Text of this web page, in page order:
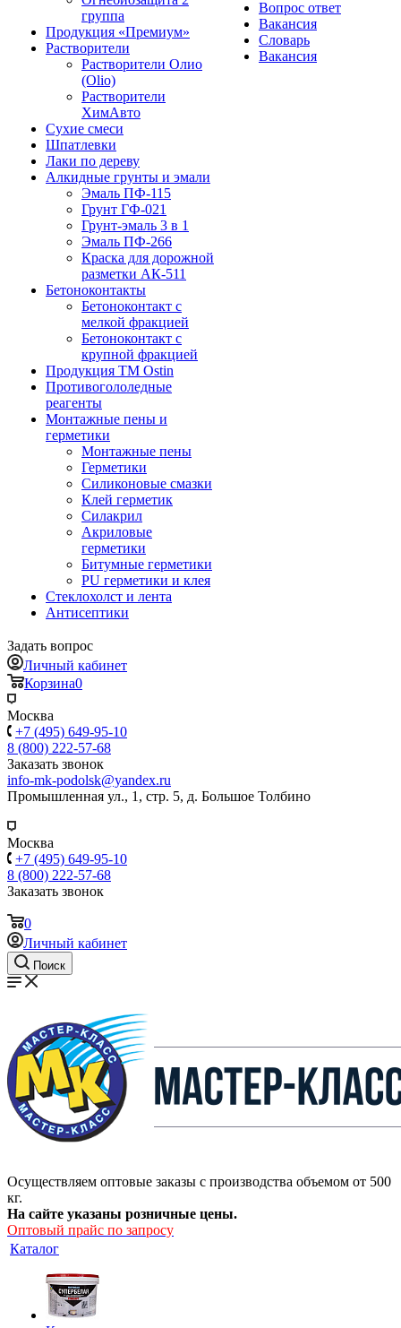
группа
Продукция «Премиум»
Растворители
Растворители Олио
(Olio)
Растворители
ХимАвто
Сухие смеси
Шпатлевки
Лаки по дереву
Алкидные грунты и эмали
Эмаль ПФ-115
Грунт ГФ-021
Грунт-эмаль 3 в 1
Эмаль ПФ-266
Краска для дорожной
разметки АК-511
Бетоноконтакты
Бетоноконтакт с
мелкой фракцией
Бетоноконтакт с
крупной фракцией
Продукция ТМ Ostin
Противогололедные
реагенты
Монтажные пены и
герметики
Монтажные пены
Герметики
Силиконовые смазки
Клей герметик
Силакрил
Акриловые
герметики
Битумные герметики
PU герметики и клея
Стеклохолст и лента
Антисептики
Вопрос ответ
Вакансия
Словарь
Вакансия
Задать вопрос
Личный кабинет
Корзина0
Москва
+7 (495) 649-95-10
8 (800) 222-57-68
Заказать звонок
info-mk-podolsk@yandex.ru
Промышленная ул., 1, стр. 5, д. Большое Толбино
Москва
+7 (495) 649-95-10
8 (800) 222-57-68
Заказать звонок
0
Личный кабинет
Поиск
Осуществляем оптовые заказы с производства объемом от 500
кг.
На сайте указаны розничные цены.
Оптовый прайс по запросу
Каталог